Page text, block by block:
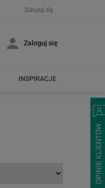
Zaloguj się
Zaloguj się
INSPIRACJE